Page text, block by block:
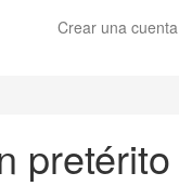
Crear una cuenta
pretérito